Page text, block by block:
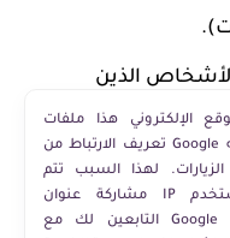
الذين
الحصول على عميل
الإلكتروني هذا ملفات
تعريف الارتباط من Google لتقديم خدماته
لهذا السبب تتم
مشاركة عنوان IP ووكيل المستخدم
التابعين لك مع Google بالإضافة إلى